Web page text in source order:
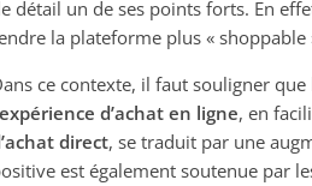
détail un de ses points forts. En
la plateforme plus «
ce contexte, il faut souligner
d’achat en ligne, en
direct, se traduit par une
est également soutenue par